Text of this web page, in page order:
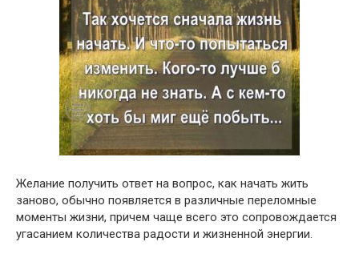
Желание получить ответ на вопрос, как начать жить
заново, обычно появляется в различные переломные
моменты жизни, причем чаще всего это сопровождается
угасанием количества радости и жизненной энергии.